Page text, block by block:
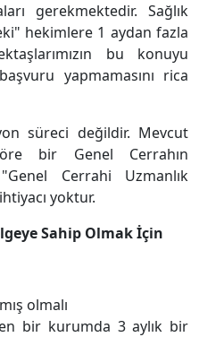
gerekmektedir. Sağlık
hekimlere 1 aydan fazla
bu konuyu
yapmamasını rica
süreci değildir. Mevcut
bir Genel Cerrahın
Cerrahi Uzmanlık
yoktur.
Sahip Olmak İçin
olmalı
bir kurumda 3 aylık bir